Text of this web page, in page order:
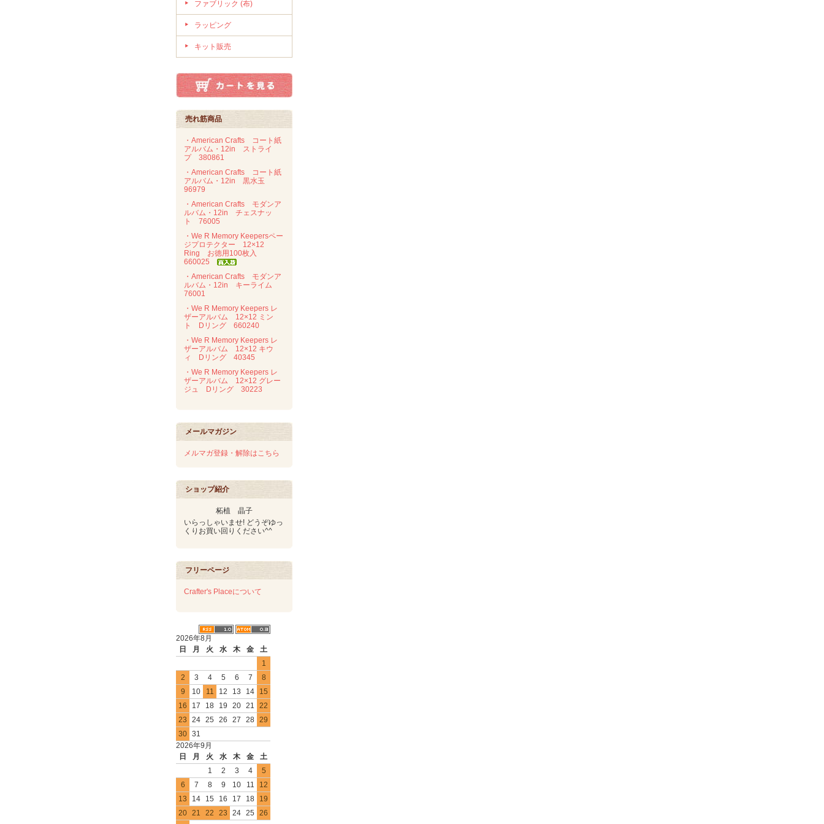
ファブリック (布)
ラッピング
キット販売
売れ筋商品
・American Crafts コート紙
アルバム・12in ストライ
プ 380861
・American Crafts コート紙
アルバム・12in 黒水玉
96979
・American Crafts モダンア
ルバム・12in チェスナッ
ト 76005
・We R Memory Keepersペー
ジプロテクター 12×12
Ring お徳用100枚入
660025
・American Crafts モダンア
ルバム・12in キーライム
76001
・We R Memory Keepers レ
ザーアルバム 12×12 ミン
ト Dリング 660240
・We R Memory Keepers レ
ザーアルバム 12×12 キウ
ィ Dリング 40345
・We R Memory Keepers レ
ザーアルバム 12×12 グレー
ジュ Dリング 30223
メールマガジン
メルマガ登録・解除はこちら
ショップ紹介
柘植 晶子
いらっしゃいませ! どうぞゆっ
くりお買い回りください^^
フリーページ
Crafter's Placeについて
2026年8月
日
月 火 水 木 金
土
1
2
3 4 5 6 7
8
9
10 11 12 13 14
15
16
17 18 19 20 21
22
23
24 25 26 27 28 29
30 31
2026年9月
日
月 火 水 木 金
土
1
2 3 4
5
6
7 8 9 10 11
12
13
14 15 16 17 18
19
20 21 22 23 24 25
26